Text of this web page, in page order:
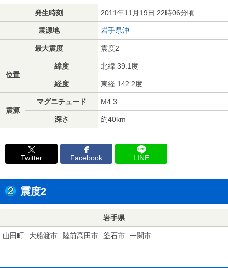
発生時刻 2011年11月19日 22時06分頃
震源地 岩手県沖
最大震度 震度2
位置
緯度 北緯 39.1度
経度 東経 142.2度
震源
マグニチュード M4.3
深さ 約40km
Twitter Facebook LINE
震度2
岩手県
山田町 大船渡市 陸前高田市 釜石市 一関市